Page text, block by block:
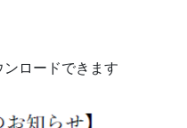
ロードできます